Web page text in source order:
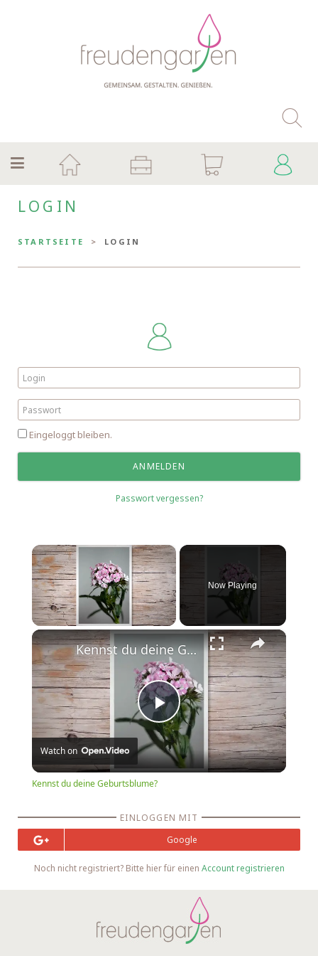
LOGIN
STARTSEITE LOGIN
Eingeloggt bleiben.
Passwort vergessen?
×
Now Playing
×
Play
Video
Kennst du deine Geburtsblume?
Watch on
Kennst du deine Geburtsblume?
EINLOGGEN MIT
Google
Noch nicht registriert? Bitte hier für einen Account registrieren